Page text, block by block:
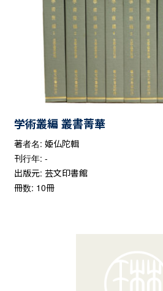
学術叢編 叢書菁華
著者名: 姫仏陀輯
刊行年: -
出版元: 芸文印書館
冊数: 10冊